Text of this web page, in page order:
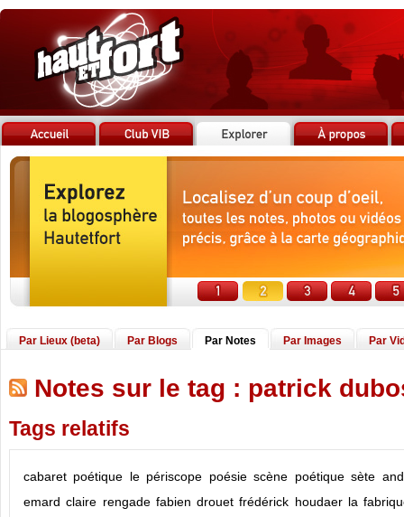
Par Lieux (beta) Par Blogs Par Notes Par Images Par
Notes sur le tag : patrick
Tags relatifs
cabaret poétique le périscope poésie scène poétique sète
emard claire rengade fabien drouet frédérick houdaer la